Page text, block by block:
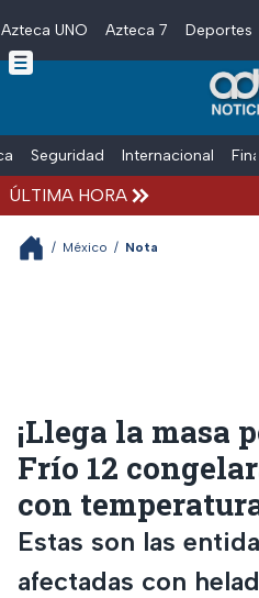
Skip to main content
Azteca UNO Azteca 7 Deportes
Seguridad Internacional
ÚLTIMA HORA
/ México / Nota
¡Llega la masa
Frío 12
con
Estas son las
afectadas con